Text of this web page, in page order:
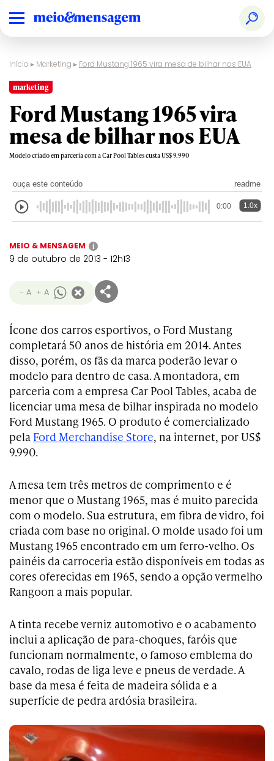
Início ▸ Marketing ▸ Ford Mustang 1965 vira mesa de bilhar nos EUA
marketing
Ford Mustang 1965 vira
mesa de bilhar nos EUA
Modelo criado em parceria com a Car Pool Tables custa US$ 9.990
ouça este conteúdo readme
0:00 1.0x
MEIO & MENSAGEM i
9 de outubro de 2013 - 12h13
- A + A
Ícone dos carros esportivos, o Ford Mustang
completará 50 anos de história em 2014. Antes
disso, porém, os fãs da marca poderão levar o
modelo para dentro de casa. A montadora, em
parceria com a empresa Car Pool Tables, acaba de
licenciar uma mesa de bilhar inspirada no modelo
Ford Mustang 1965. O produto é comercializado
pela Ford Merchandise Store, na internet, por US$
9.990.
A mesa tem três metros de comprimento e é
menor que o Mustang 1965, mas é muito parecida
com o modelo. Sua estrutura, em fibra de vidro, foi
criada com base no original. O molde usado foi um
Mustang 1965 encontrado em um ferro-velho. Os
painéis da carroceria estão disponíveis em todas as
cores oferecidas em 1965, sendo a opção vermelho
Rangoon a mais popular.
A tinta recebe verniz automotivo e o acabamento
inclui a aplicação de para-choques, faróis que
funcionam normalmente, o famoso emblema do
cavalo, rodas de liga leve e pneus de verdade. A
base da mesa é feita de madeira sólida e a
superfície de pedra ardósia brasileira.